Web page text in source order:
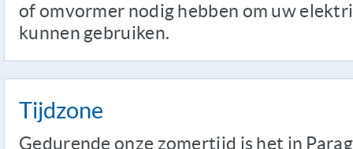
of omvormer nodig hebben om uw
kunnen gebruiken.
Tijdzone
Gedurende onze zomertijd is het in